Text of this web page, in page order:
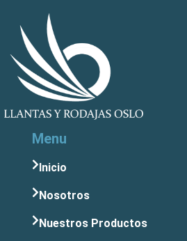
Menu
Inicio
Nosotros
Nuestros Productos